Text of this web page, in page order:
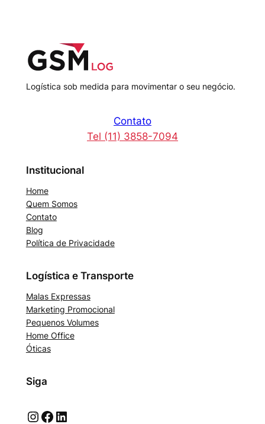
Logística sob medida para movimentar o seu negócio.
Contato
Tel (11) 3858-7094
Institucional
Home
Quem Somos
Contato
Blog
Política de Privacidade
Logística e Transporte
Malas Expressas
Marketing Promocional
Pequenos Volumes
Home Office
Óticas
Siga
Instagram Facebook LinkedIn